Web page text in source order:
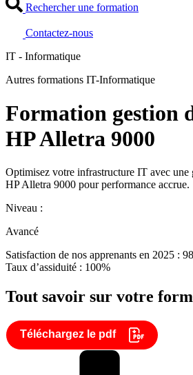
Rechercher une formation
Contactez-nous
IT - Informatique
Autres formations IT-Informatique
Formation gestion
HP Alletra 9000
Optimisez votre infrastructure IT avec une
HP Alletra 9000 pour performance accrue.
Niveau :
Avancé
Satisfaction de nos apprenants en 2025 :
Taux d’assiduité : 100%
Tout savoir sur votre
Téléchargez le pdf